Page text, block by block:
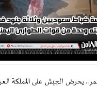
يحرض الجيش على المملكة